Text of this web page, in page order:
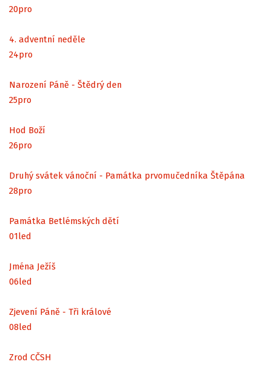
20pro
4. adventní neděle
24pro
Narození Páně - Štědrý den
25pro
Hod Boží
26pro
Druhý svátek vánoční - Památka prvomučedníka Štěpána
28pro
Památka Betlémských dětí
01led
Jména Ježíš
06led
Zjevení Páně - Tři králové
08led
Zrod CČSH